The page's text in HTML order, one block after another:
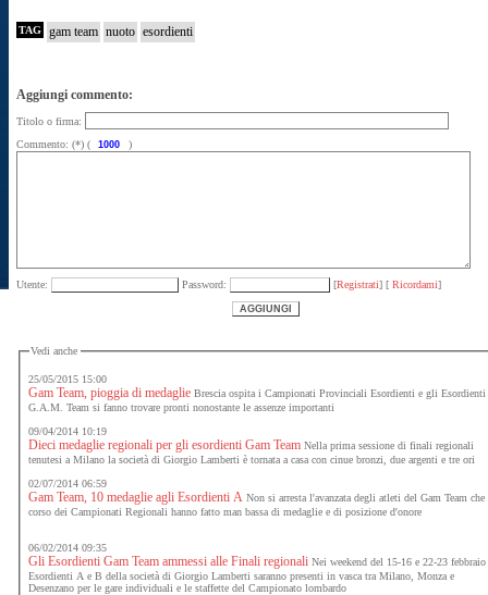
TAG gam team nuoto esordienti
Aggiungi commento:
Titolo o firma:
Commento: (*) (
)
Utente: Password: [Registrati] [ Ricordami]
Vedi anche
25/05/2015 15:00
Gam Team, pioggia di medaglie Brescia ospita i Campionati Provinciali Esordienti e gli Esordienti
G.A.M. Team si fanno trovare pronti nonostante le assenze importanti
09/04/2014 10:19
Dieci medaglie regionali per gli esordienti Gam Team Nella prima sessione di finali regionali
tenutesi a Milano la società di Giorgio Lamberti è tornata a casa con cinue bronzi, due argenti e tre ori
02/07/2014 06:59
Gam Team, 10 medaglie agli Esordienti A Non si arresta l'avanzata degli atleti del Gam Team che
corso dei Campionati Regionali hanno fatto man bassa di medaglie e di posizione d'onore
06/02/2014 09:35
Gli Esordienti Gam Team ammessi alle Finali regionali Nei weekend del 15-16 e 22-23
Esordienti A e B della società di Giorgio Lamberti saranno presenti in vasca tra Milano, Monza e
Desenzano per le gare individuali e le staffette del Campionato lombardo